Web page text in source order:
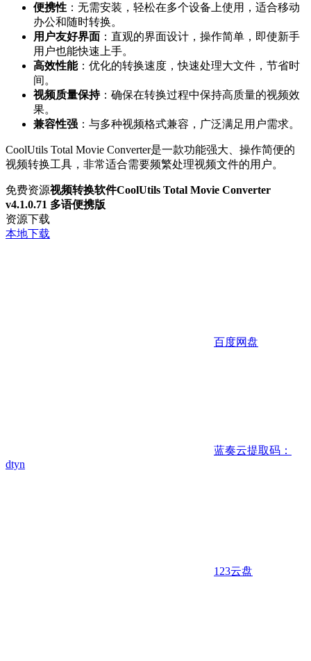
便携性 ：无需安装，轻松在多个设备上使用，适合移动
办公和随时转换。
用户友好界面 ：直观的界面设计，操作简单，即使新手
用户也能快速上手。
高效性能：优化的转换速度，快速处理大文件，节省时
间。
视频质量保持：确保在转换过程中保持高质量的视频效
果。
兼容性强 ：与多种视频格式兼容，广泛满足用户需求。
CoolUtils Total Movie Converter是一款功能强大、操作简便的
视频转换工具，非常适合需要频繁处理视频文件的用户。
免费资源视频转换软件CoolUtils Total Movie Converter
v4.1.0.71 多语便携版
资源下载
本地下载
百度网盘
蓝奏云提取码：
dtyn
123云盘